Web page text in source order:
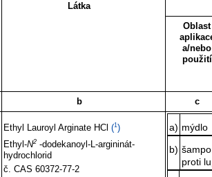
Látka
Oblast
a/nebo
použití
b c
Ethyl Lauroyl Arginate HCl (1 )
Ethyl-N2 -dodekanoyl-L-argininát-
hydrochlorid
č. CAS 60372-77-2
a) mýdlo
b)
proti
"náhradě
škod"